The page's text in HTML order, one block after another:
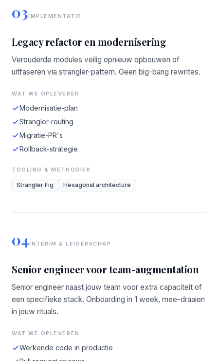
03IMPLEMENTATIE
Legacy refactor en modernisering
Verouderde modules veilig opnieuw opbouwen of
uitfaseren via strangler-pattern. Geen big-bang rewrites.
WAT WE OPLEVEREN
Modernisatie-plan
Strangler-routing
Migratie-PR's
Rollback-strategie
TOOLING & METHODIEK
Strangler Fig Hexagonal architecture
04INTERIM & LEIDERSCHAP
Senior engineer voor team-augmentation
Senior engineer naast jouw team voor extra capaciteit of
een specifieke stack. Onboarding in 1 week, mee-draaien
in jouw rituals.
WAT WE OPLEVEREN
Werkende code in productie